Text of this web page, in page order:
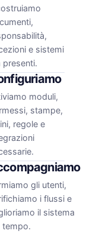
e sistemi
presenti.
moduli,
stampe,
regole e
gli utenti,
i flussi e
il sistema
tempo.